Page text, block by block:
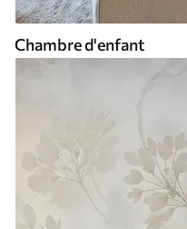
Chambre d'enfant